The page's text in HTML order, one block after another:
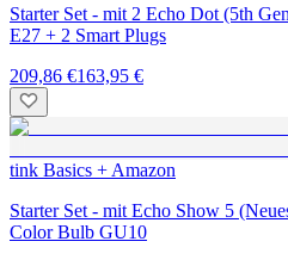
Starter Set - mit 2 Echo Dot (5th
E27 + 2 Smart Plugs
209,86 €163,95 €
tink Basics + Amazon
Starter Set - mit Echo Show 5
Color Bulb GU10